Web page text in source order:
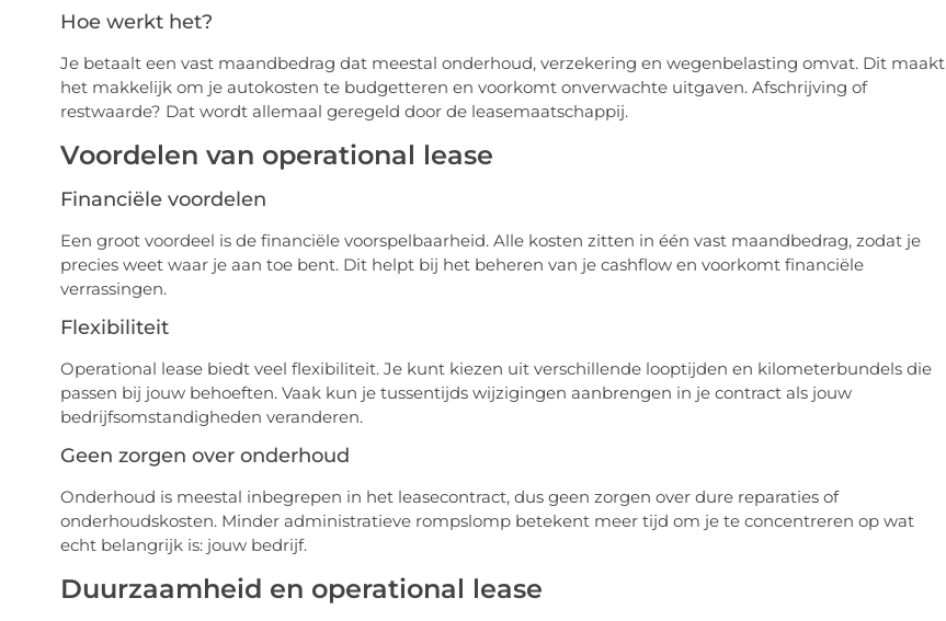
Hoe werkt het?
Je betaalt een vast maandbedrag dat meestal onderhoud, verzekering en wegenbelasting omvat. Dit maakt
het makkelijk om je autokosten te budgetteren en voorkomt onverwachte uitgaven. Afschrijving of
restwaarde? Dat wordt allemaal geregeld door de leasemaatschappij.
Voordelen van operational lease
Financiële voordelen
Een groot voordeel is de financiële voorspelbaarheid. Alle kosten zitten in één vast maandbedrag, zodat je
precies weet waar je aan toe bent. Dit helpt bij het beheren van je cashflow en voorkomt financiële
verrassingen.
Flexibiliteit
Operational lease biedt veel flexibiliteit. Je kunt kiezen uit verschillende looptijden en kilometerbundels die
passen bij jouw behoeften. Vaak kun je tussentijds wijzigingen aanbrengen in je contract als jouw
bedrijfsomstandigheden veranderen.
Geen zorgen over onderhoud
Onderhoud is meestal inbegrepen in het leasecontract, dus geen zorgen over dure reparaties of
onderhoudskosten. Minder administratieve rompslomp betekent meer tijd om je te concentreren op wat
echt belangrijk is: jouw bedrijf.
Duurzaamheid en operational lease